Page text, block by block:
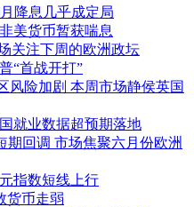
降息几乎成定局
美货币暂获喘息
关注下周的欧洲政坛
“首战开打”
风险加剧 本周市场静侯英国
就业数据超预期落地
期回调 市场焦聚六月份欧洲
指数短线上行
货币走弱